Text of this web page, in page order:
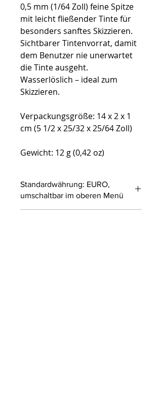
0,5 mm (1/64 Zoll) feine Spitze
mit leicht fließender Tinte für
besonders sanftes Skizzieren.
Sichtbarer Tintenvorrat, damit
dem Benutzer nie unerwartet
die Tinte ausgeht.
Wasserlöslich – ideal zum
Skizzieren.
Verpackungsgröße: 14 x 2 x 1
cm (5 1/2 x 25/32 x 25/64 Zoll)
Gewicht: 12 g (0,42 oz)
Standardwährung: EURO,
umschaltbar im oberen Menü